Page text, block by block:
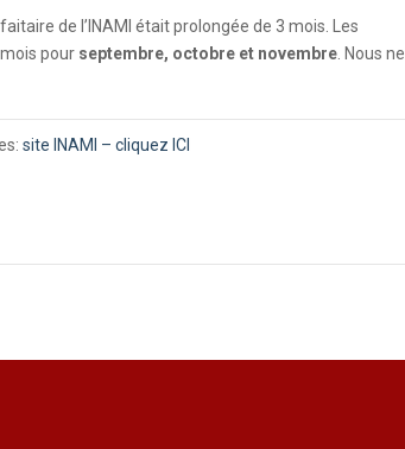
de l’INAMI était prolongée de 3 mois. Les
pour septembre, octobre et novembre . Nous ne
site INAMI – cliquez ICI